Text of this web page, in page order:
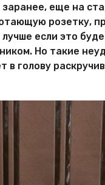
еще на
розетку,
если это
Но такие
в голову